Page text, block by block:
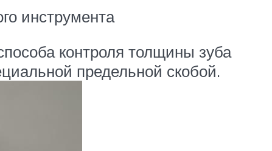
инструмента
контроля толщины зуба
предельной скобой.